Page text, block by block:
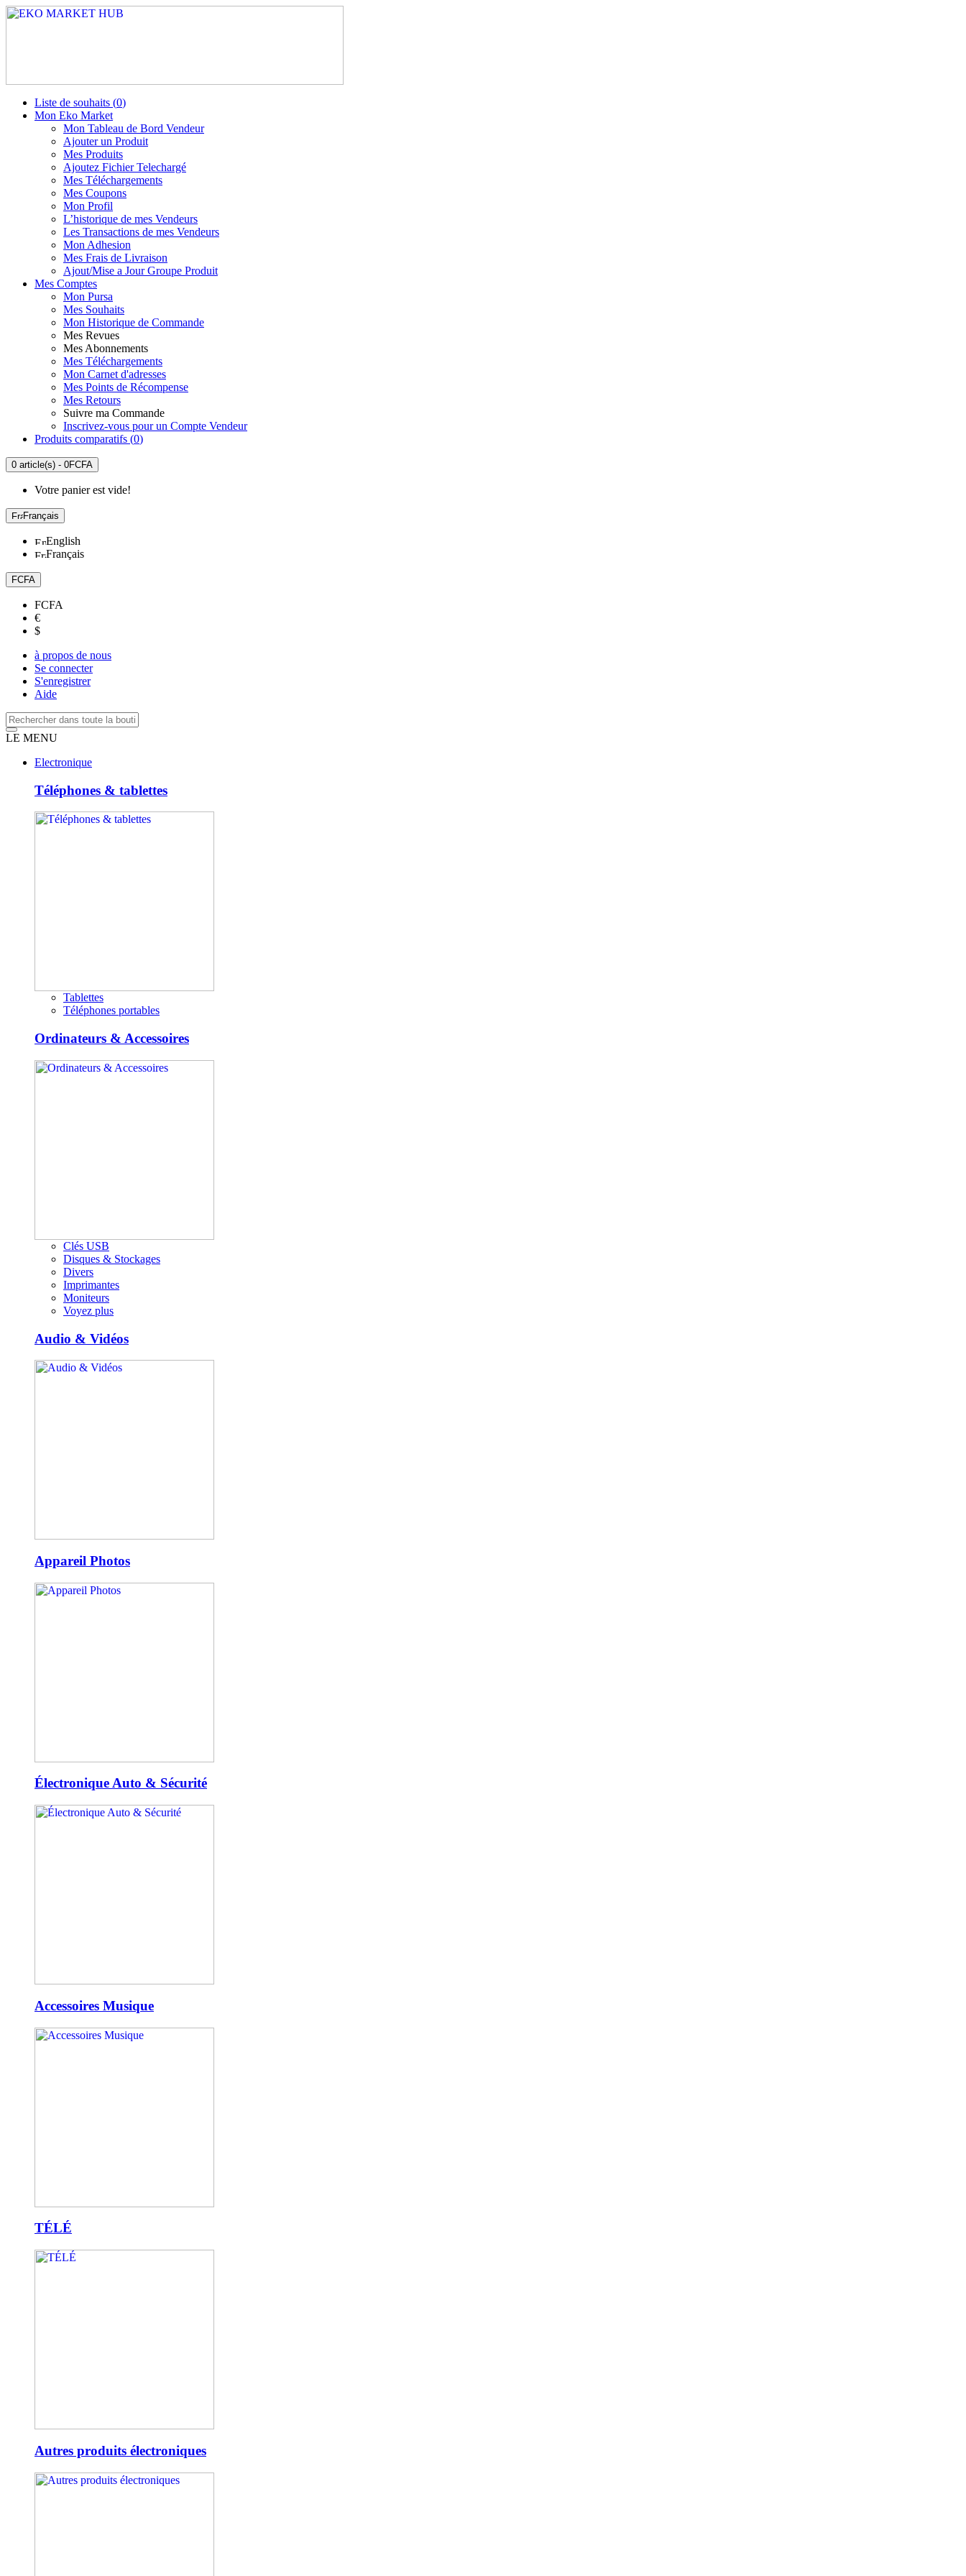
Liste de souhaits (0)
Mon Eko Market
Mon Tableau de Bord Vendeur
Ajouter un Produit
Mes Produits
Ajoutez Fichier Telechargé
Mes Téléchargements
Mes Coupons
Mon Profil
L’historique de mes Vendeurs
Les Transactions de mes Vendeurs
Mon Adhesion
Mes Frais de Livraison
Ajout/Mise a Jour Groupe Produit
Mes Comptes
Mon Pursa
Mes Souhaits
Mon Historique de Commande
Mes Revues
Mes Abonnements
Mes Téléchargements
Mon Carnet d'adresses
Mes Points de Récompense
Mes Retours
Suivre ma Commande
Inscrivez-vous pour un Compte Vendeur
Produits comparatifs (0)
0 article(s) - 0FCFA
Votre panier est vide!
Français
English
Français
FCFA
FCFA
€
$
à propos de nous
Se connecter
S'enregistrer
Aide
LE MENU
Electronique
Téléphones & tablettes
Tablettes
Téléphones portables
Ordinateurs & Accessoires
Clés USB
Disques & Stockages
Divers
Imprimantes
Moniteurs
Voyez plus
Audio & Vidéos
Appareil Photos
Électronique Auto & Sécurité
Accessoires Musique
TÉLÉ
Autres produits électroniques